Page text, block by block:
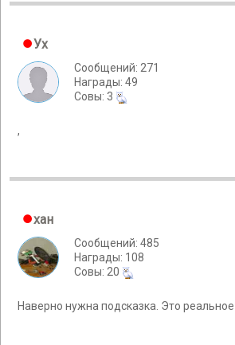
Ух
Сообщений: 271
Награды: 49
Cовы: 3
,
хан
Сообщений: 485
Награды: 108
Cовы: 20
Наверно нужна подсказка. Это